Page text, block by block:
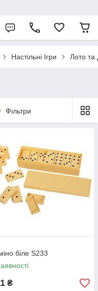
Настільні Ігри Лото та
Фільтри
біле S233
₴